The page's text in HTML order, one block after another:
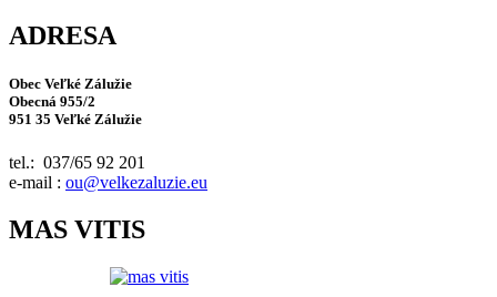
ADRESA
Obec Veľké Zálužie
Obecná 955/2
951 35 Veľké Zálužie
tel.: 037/65 92 201
e-mail : ou@velkezaluzie.eu
MAS VITIS